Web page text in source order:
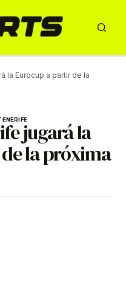
la Eurocup a partir de la
jugará la
la próxima